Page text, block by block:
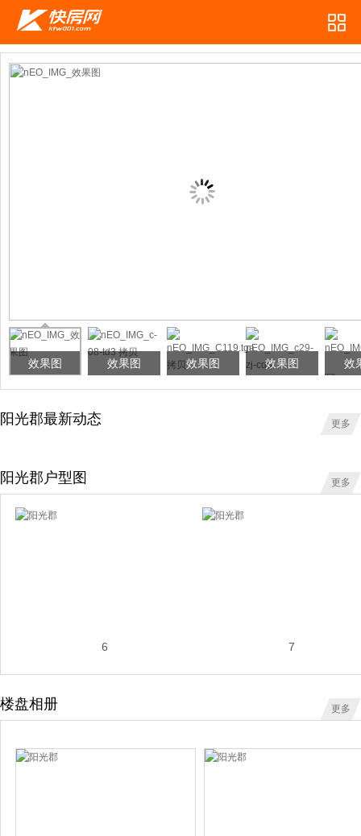
效果图 效果图 效果图 效果图 效
阳光郡最新动态 更多
阳光郡户型图 更多
6 7
楼盘相册 更多